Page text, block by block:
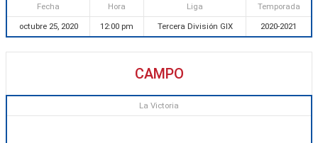
Fecha Hora Liga
Temporada
octubre 25, 2020
12:00 pm Tercera División GIX 2020-2021
CAMPO
La Victoria